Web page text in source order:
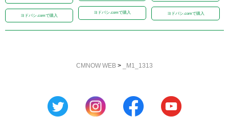
ヨドバシ.comで購入
ヨドバシ.comで購入 ヨドバシ.comで購入
CMNOW WEB > _M1_1313